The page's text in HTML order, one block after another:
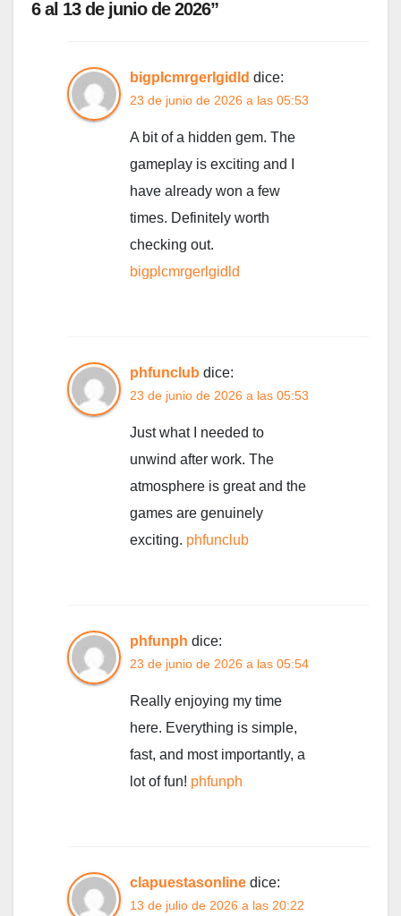
6 al 13 de junio de 2026”
bigplcmrgerlgidld dice:
23 de junio de 2026 a las 05:53
A bit of a hidden gem. The
gameplay is exciting and I
have already won a few
times. Definitely worth
checking out.
bigplcmrgerlgidld
phfunclub dice:
23 de junio de 2026 a las 05:53
Just what I needed to
unwind after work. The
atmosphere is great and the
games are genuinely
exciting. phfunclub
phfunph dice:
23 de junio de 2026 a las 05:54
Really enjoying my time
here. Everything is simple,
fast, and most importantly, a
lot of fun! phfunph
clapuestasonline dice:
13 de julio de 2026 a las 20:22